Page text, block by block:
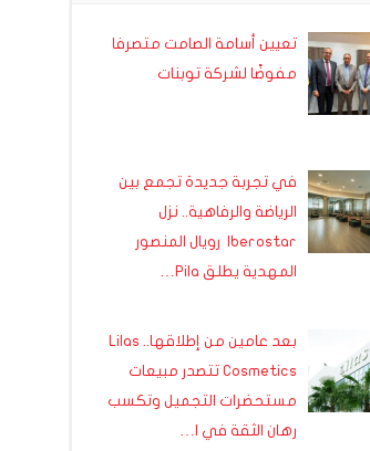
تعيين أسامة الصامت متصرفا
مفوضًا لشركة توبنات
في تجربة جديدة تجمع بين
الرياضة والرفاهية.. نزل
Iberostar رويال المنصور
المهدية يطلق Pila…
بعد عامين من إطلاقها.. Lilas
Cosmetics تتصدر مبيعات
مستحضرات التجميل وتكسب
رهان الثقة في ا…